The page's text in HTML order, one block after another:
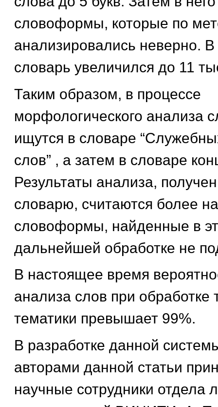
словоформы, которые по
анализировались неверно. В
словарь увеличился до 11
Таким образом, в процессе
морфологического анализа
ищутся в словаре
слов” , а затем в словаре
Результаты анализа,
словарю, считаются более
словоформы, найденные в
дальнейшей обработке не
В настоящее время
анализа слов при обработке
тематики превышает 99%.
В разработке данной
авторами данной статьи
научные сотрудники отдела